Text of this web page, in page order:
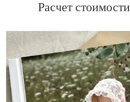
Расчет